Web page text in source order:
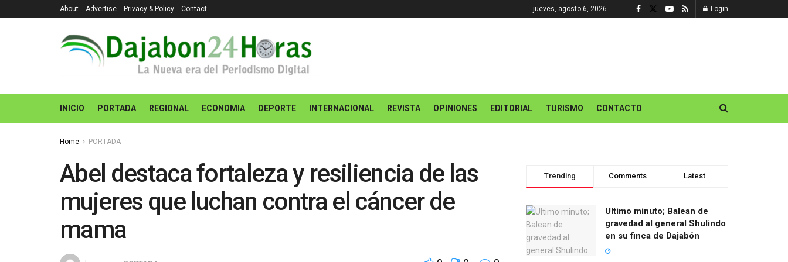
About Advertise Privacy & Policy Contact jueves, agosto 6, 2026 Login
INICIO PORTADA REGIONAL ECONOMIA DEPORTE INTERNACIONAL REVISTA OPINIONES EDITORIAL TURISMO CONTACTO
Home PORTADA
Abel destaca fortaleza y resiliencia de las
mujeres que luchan contra el cáncer de
mama
Trending Comments Latest
Ultimo minuto; Balean de
gravedad al general Shulindo
en su finca de Dajabón